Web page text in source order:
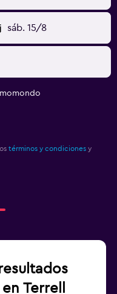
sáb. 15/8
términos y condiciones y
Terrell